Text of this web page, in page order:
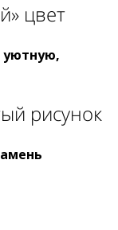
цвет
уютную,
рисунок